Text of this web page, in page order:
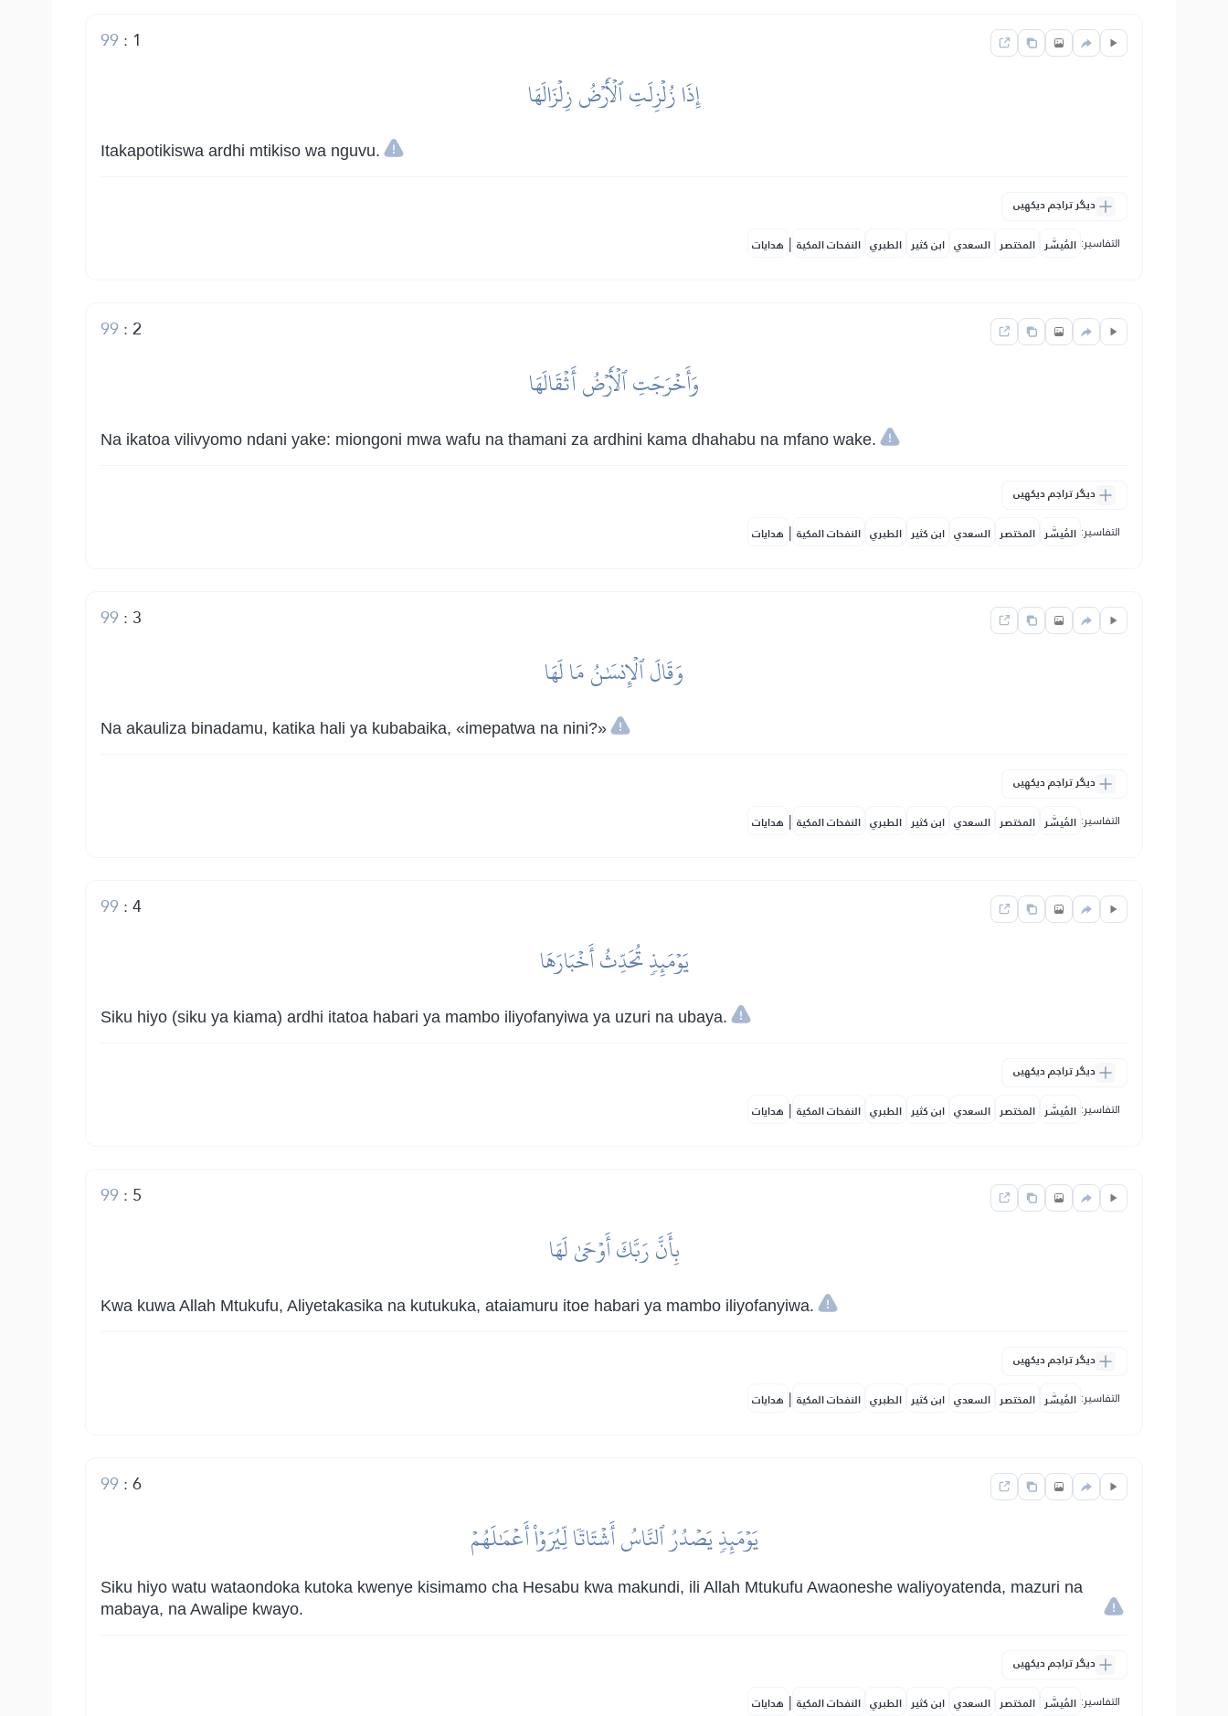
1
:
99
إِذَا زُلۡزِلَتِ ٱلۡأَرۡضُ زِلۡزَالَهَا
Itakapotikiswa ardhi mtikiso wa nguvu.
دیگر تراجم دیکھیں
التفاسير: المُيسَّر المختصر السعدي ابن كثير الطبري النفحات المكية | هدايات
2
:
99
وَأَخۡرَجَتِ ٱلۡأَرۡضُ أَثۡقَالَهَا
Na ikatoa vilivyomo ndani yake: miongoni mwa wafu na thamani za ardhini kama dhahabu na mfano wake.
دیگر تراجم دیکھیں
التفاسير: المُيسَّر المختصر السعدي ابن كثير الطبري النفحات المكية | هدايات
3
:
99
وَقَالَ ٱلۡإِنسَٰنُ مَا لَهَا
Na akauliza binadamu, katika hali ya kubabaika, «imepatwa na nini?»
دیگر تراجم دیکھیں
التفاسير: المُيسَّر المختصر السعدي ابن كثير الطبري النفحات المكية | هدايات
4
:
99
يَوۡمَئِذٖ تُحَدِّثُ أَخۡبَارَهَا
Siku hiyo (siku ya kiama) ardhi itatoa habari ya mambo iliyofanyiwa ya uzuri na ubaya.
دیگر تراجم دیکھیں
التفاسير: المُيسَّر المختصر السعدي ابن كثير الطبري النفحات المكية | هدايات
5
:
99
بِأَنَّ رَبَّكَ أَوۡحَىٰ لَهَا
Kwa kuwa Allah Mtukufu, Aliyetakasika na kutukuka, ataiamuru itoe habari ya mambo iliyofanyiwa.
دیگر تراجم دیکھیں
التفاسير: المُيسَّر المختصر السعدي ابن كثير الطبري النفحات المكية | هدايات
6
:
99
يَوۡمَئِذٖ يَصۡدُرُ ٱلنَّاسُ أَشۡتَاتٗا لِّيُرَوۡاْ أَعۡمَٰلَهُمۡ
Siku hiyo watu wataondoka kutoka kwenye kisimamo cha Hesabu kwa makundi, ili Allah Mtukufu Awaoneshe waliyoyatenda, mazuri na
mabaya, na Awalipe kwayo.
دیگر تراجم دیکھیں
التفاسير: المُيسَّر المختصر السعدي ابن كثير الطبري النفحات المكية | هدايات